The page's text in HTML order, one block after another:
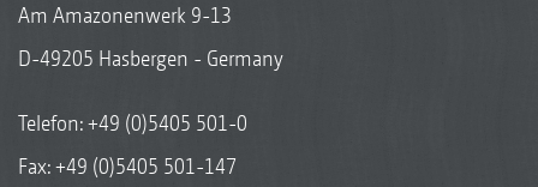
Am Amazonenwerk 9-13
D-49205 Hasbergen - Germany
Telefon:+49 (0)5405 501-0
Fax: +49 (0)5405 501-147